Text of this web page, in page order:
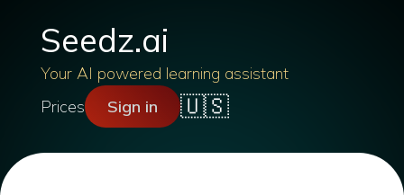
Seedz.ai
Your AI powered learning assistant
Prices
Sign in 🇺🇸